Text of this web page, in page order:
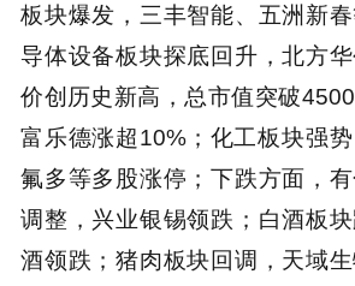
板块爆发，三丰智能、五洲新
导体设备板块探底回升，北方
价创历史新高，总市值突破4500
富乐德涨超10%；化工板块强
氟多等多股涨停；下跌方面，
调整，兴业银锡领跌；白酒板
酒领跌；猪肉板块回调，天域